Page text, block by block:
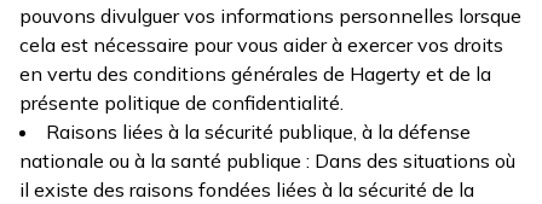
pouvons divulguer vos informations personnelles lorsque
cela est nécessaire pour vous aider à exercer vos droits
en vertu des conditions générales de Hagerty et de la
présente politique de confidentialité.
Raisons liées à la sécurité publique, à la défense
nationale ou à la santé publique : Dans des situations où
il existe des raisons fondées liées à la sécurité de la